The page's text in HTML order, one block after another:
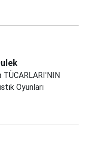
TÜCARLARI'NIN
Oyunları